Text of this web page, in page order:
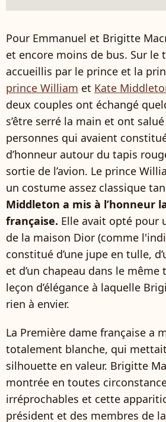
Pour Emmanuel et Brigitte
et encore moins de bus. Sur le
accueillis par le prince et la
prince William et Kate
deux couples ont échangé
s’être serré la main et ont
personnes qui avaient
d’honneur autour du tapis
sortie de l’avion. Le prince
un costume assez classique
Middleton a mis à l’honneur
française. Elle avait opté pour
de la maison Dior (comme
constitué d’une jupe en tulle,
et d’un chapeau dans le
leçon d’élégance à laquelle
rien à envier.
La Première dame française a
totalement blanche, qui
silhouette en valeur. Brigitte
montrée en toutes
irréprochables et cette
président et des membres de